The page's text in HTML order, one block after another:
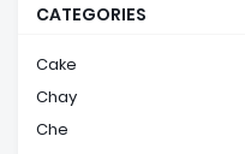
CATEGORIES
Cake
Chay
Che